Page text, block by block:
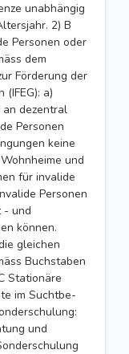
unabhängig
2) B
Personen oder
dem
Förderung der
a)
dezentral
Personen
keine
und
für invalide
Personen
- und
können.
gleichen
Buchstaben
Stationäre
im Suchtbe-
und